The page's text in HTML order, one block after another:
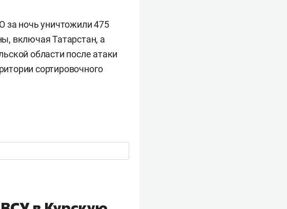
за ночь уничтожили 475
включая Татарстан, а
области после атаки
сортировочного